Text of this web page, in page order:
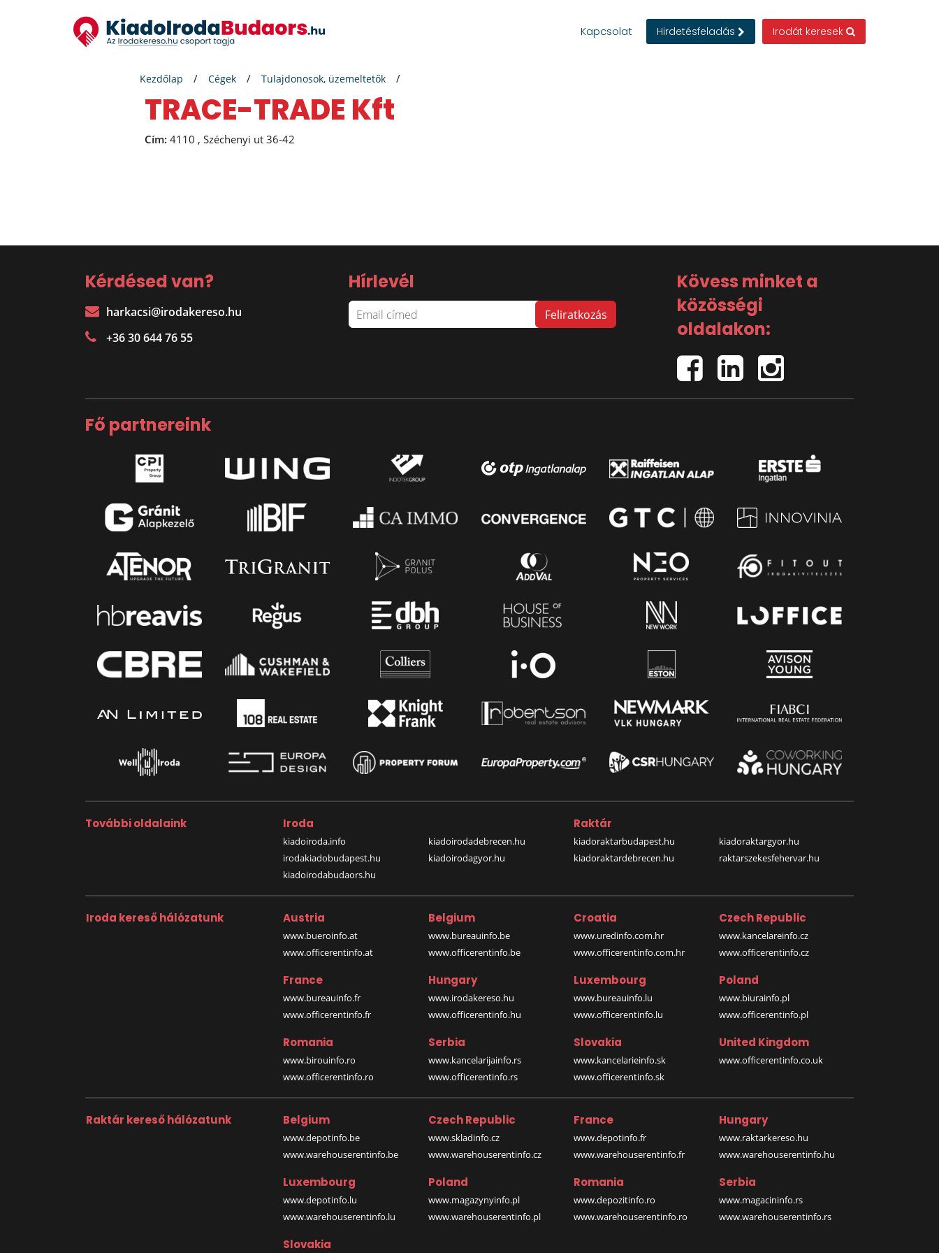
Kapcsolat Hirdetésfeladás Irodát keresek
Kezdőlap Cégek Tulajdonosok, üzemeltetők
TRACE-TRADE Kft
Cím: 4110 , Széchenyi ut 36-42
Kérdésed van?
harkacsi@irodakereso.hu
+36 30 644 76 55
Hírlevél
Kövess minket a
közösségi
oldalakon:
Fő partnereink
További oldalaink Iroda
kiadoiroda.info
irodakiadobudapest.hu
kiadoirodabudaors.hu
kiadoirodadebrecen.hu
kiadoirodagyor.hu
Raktár
kiadoraktarbudapest.hu
kiadoraktardebrecen.hu
kiadoraktargyor.hu
raktarszekesfehervar.hu
Iroda kereső hálózatunk Austria
www.bueroinfo.at
www.officerentinfo.at
Belgium
www.bureauinfo.be
www.officerentinfo.be
Croatia
www.uredinfo.com.hr
www.officerentinfo.com.hr
Czech Republic
www.kancelareinfo.cz
www.officerentinfo.cz
France
www.bureauinfo.fr
www.officerentinfo.fr
Hungary
www.irodakereso.hu
www.officerentinfo.hu
Luxembourg
www.bureauinfo.lu
www.officerentinfo.lu
Poland
www.biurainfo.pl
www.officerentinfo.pl
Romania
www.birouinfo.ro
www.officerentinfo.ro
Serbia
www.kancelarijainfo.rs
www.officerentinfo.rs
Slovakia
www.kancelarieinfo.sk
www.officerentinfo.sk
United Kingdom
www.officerentinfo.co.uk
Raktár kereső hálózatunk Belgium
www.depotinfo.be
www.warehouserentinfo.be
Czech Republic
www.skladinfo.cz
www.warehouserentinfo.cz
France
www.depotinfo.fr
www.warehouserentinfo.fr
Hungary
www.raktarkereso.hu
www.warehouserentinfo.hu
Luxembourg
www.depotinfo.lu
www.warehouserentinfo.lu
Poland
www.magazynyinfo.pl
www.warehouserentinfo.pl
Romania
www.depozitinfo.ro
www.warehouserentinfo.ro
Serbia
www.magacininfo.rs
www.warehouserentinfo.rs
Slovakia